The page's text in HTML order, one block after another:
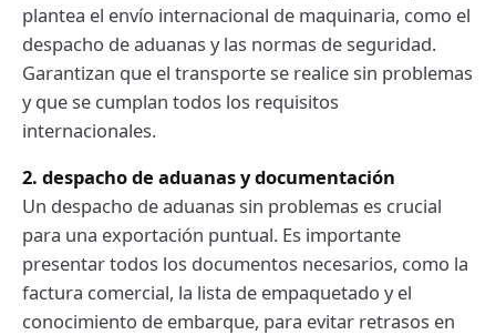
plantea el envío internacional de maquinaria, como el
despacho de aduanas y las normas de seguridad.
Garantizan que el transporte se realice sin problemas
y que se cumplan todos los requisitos
internacionales.
2. despacho de aduanas y documentación
Un despacho de aduanas sin problemas es crucial
para una exportación puntual. Es importante
presentar todos los documentos necesarios, como la
factura comercial, la lista de empaquetado y el
conocimiento de embarque, para evitar retrasos en